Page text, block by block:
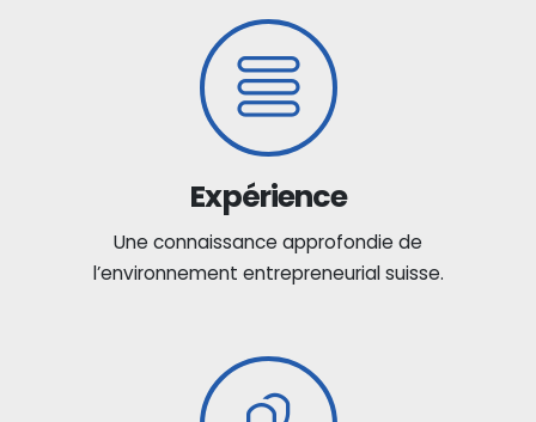
Expérience
Une connaissance approfondie de
l’environnement entrepreneurial suisse.